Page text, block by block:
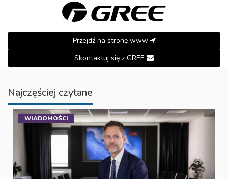
Przejdź na stronę www
Skontaktuj się z GREE
Najczęściej czytane
WIADOMOŚCI